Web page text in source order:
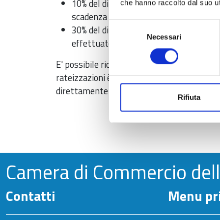
che hanno raccolto dal suo
Necessari
Rifiuta
10% del diritto dovuto nel caso di
scadenza con omessa maggiorazione
30% del diritto dovuto nel caso di
effettuato con un ritardo superiore a
E' possibile richiedere di rateizzare
rateizzazioni è dell'Agenzia Entrate
direttamente ai Concessionari competenti
Camera di Commercio
Contatti Menu